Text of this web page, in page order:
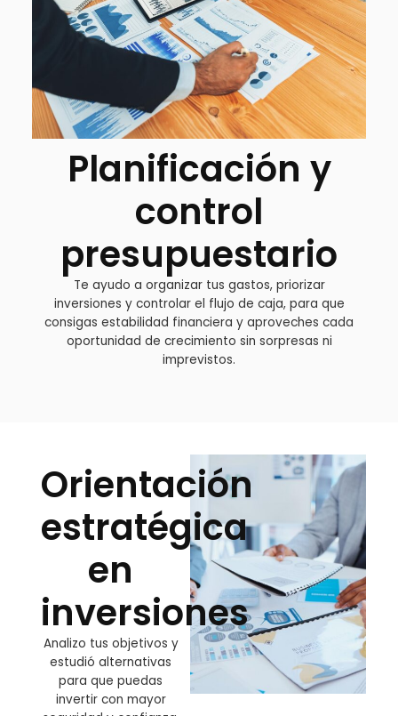
Planificación y
control
presupuestario
Te ayudo a organizar tus gastos, priorizar
inversiones y controlar el flujo de caja, para que
consigas estabilidad financiera y aproveches cada
oportunidad de crecimiento sin sorpresas ni
imprevistos.
Orientación
estratégica
en
inversiones
Analizo tus objetivos y
estudió alternativas
para que puedas
invertir con mayor